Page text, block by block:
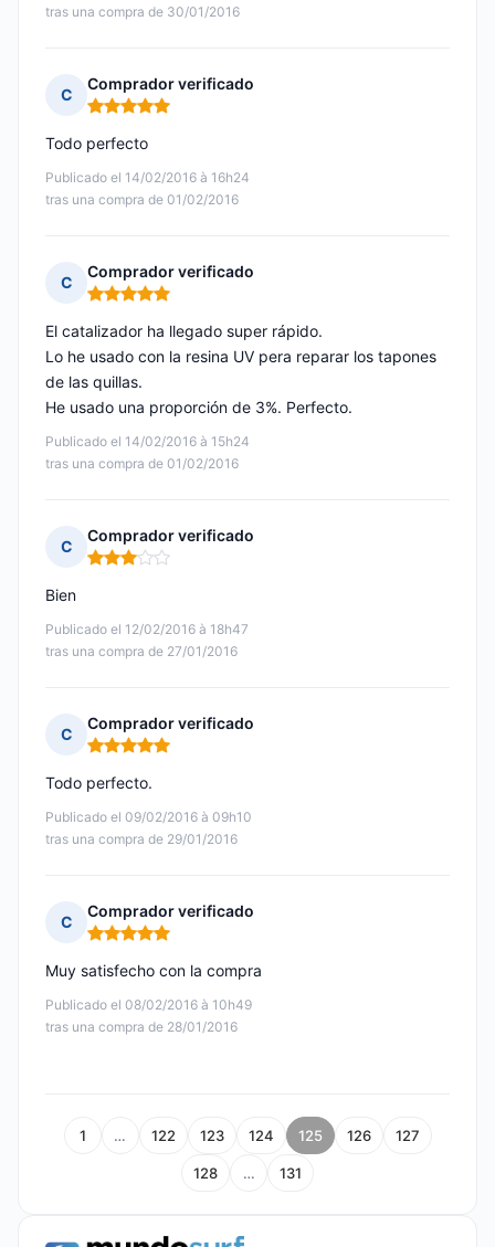
tras una compra de 30/01/2016
C
Comprador verificado
Nota: 5 de 5
Publicado el 14/02/2016 à 16h24
tras una compra de 01/02/2016
Todo perfecto
C
Comprador verificado
Nota: 5 de 5
Publicado el 14/02/2016 à 15h24
tras una compra de 01/02/2016
El catalizador ha llegado super rápido.
Lo he usado con la resina UV pera reparar los tapones
de las quillas.
He usado una proporción de 3%. Perfecto.
C
Comprador verificado
Nota: 3 de 5
Publicado el 12/02/2016 à 18h47
tras una compra de 27/01/2016
Bien
C
Comprador verificado
Nota: 5 de 5
Publicado el 09/02/2016 à 09h10
tras una compra de 29/01/2016
Todo perfecto.
C
Comprador verificado
Nota: 5 de 5
Publicado el 08/02/2016 à 10h49
tras una compra de 28/01/2016
Muy satisfecho con la compra
1 … 122 123 124 125 126 127
128 … 131